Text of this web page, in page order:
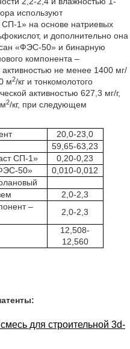
используют
1» на основе натриевых
и дополнительно она
«ФЭС-50» и бинарную
компонента –
не менее 1400 мг/
м2/кг и тонкомолотого
активностью 627,3 мг/г,
2/кг, при следующем
20,0-23,0
59,65-63,23
СП-1»
0,20-0,23
50»
0,010-0,012
2,0-2,3
–
2,0-2,3
12,508-
12,560
для строительной 3d-